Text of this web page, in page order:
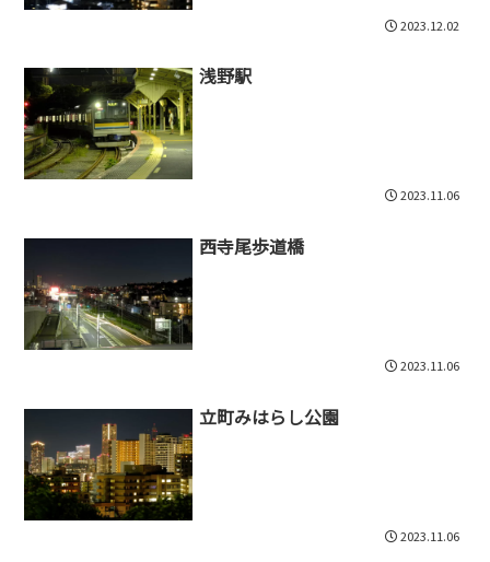
2023.12.02
浅野駅
2023.11.06
西寺尾歩道橋
2023.11.06
立町みはらし公園
2023.11.06